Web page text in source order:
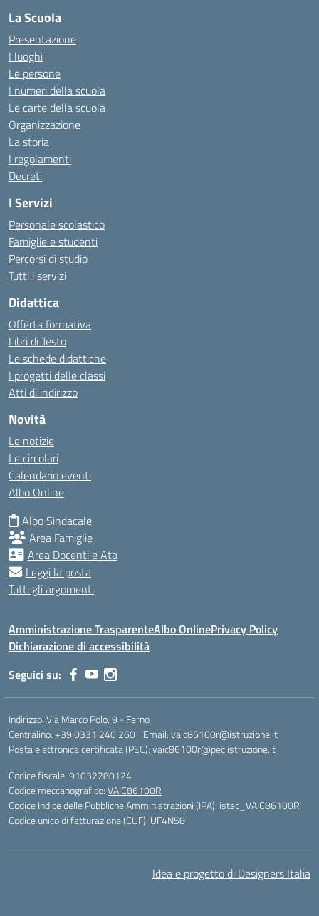
La Scuola
Presentazione
I luoghi
Le persone
I numeri della scuola
Le carte della scuola
Organizzazione
La storia
I regolamenti
Decreti
I Servizi
Personale scolastico
Famiglie e studenti
Percorsi di studio
Tutti i servizi
Didattica
Offerta formativa
Libri di Testo
Le schede didattiche
I progetti delle classi
Atti di indirizzo
Novità
Le notizie
Le circolari
Calendario eventi
Albo Online
Albo Sindacale
Area Famiglie
Area Docenti e Ata
Leggi la posta
Tutti gli argomenti
Amministrazione TrasparenteAlbo OnlinePrivacy Policy
Dichiarazione di accessibilità
Seguici su:
Indirizzo:Via Marco Polo, 9 - Ferno
Centralino:+39 0331 240 260 Email:vaic86100r@istruzione.it
Posta elettronica certificata (PEC):vaic86100r@pec.istruzione.it
Codice fiscale: 91032280124
Codice meccanografico:VAIC86100R
Codice Indice delle Pubbliche Amministrazioni (IPA): istsc_VAIC86100R
Codice unico di fatturazione (CUF): UF4N58
Idea e progetto di Designers Italia